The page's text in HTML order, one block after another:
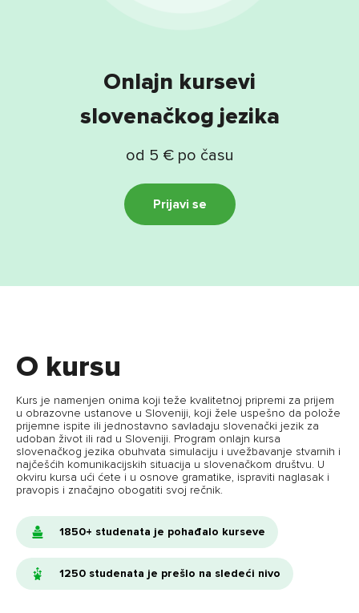
Onlajn kursevi
slovenačkog jezika
od 5 € po času
Prijavi se
O kursu
Kurs je namenjen onima koji teže kvalitetnoj pripremi za prijem
u obrazovne ustanove u Sloveniji, koji žele uspešno da polože
prijemne ispite ili jednostavno savladaju slovenački jezik za
udoban život ili rad u Sloveniji. Program onlajn kursa
slovenačkog jezika obuhvata simulaciju i uvežbavanje stvarnih i
najčešćih komunikacijskih situacija u slovenačkom društvu. U
okviru kursa ući ćete i u osnove gramatike, ispraviti naglasak i
pravopis i značajno obogatiti svoj rečnik.
1850+ studenata je pohađalo kurseve
1250 studenata je prešlo na sledeći nivo